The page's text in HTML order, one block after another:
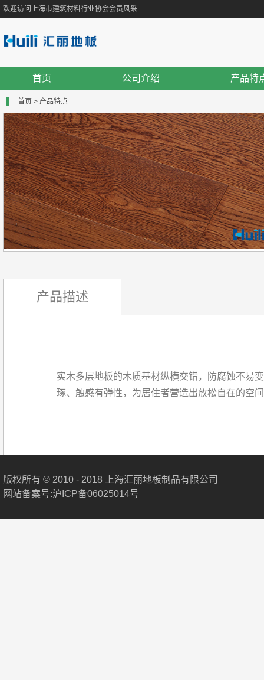
欢迎访问上海市建筑材料行业协会会员风采
首页 公司介绍 产品特
首页 > 产品特点
产品描述
实木多层地板的木质基材纵横交错，防腐蚀不易
琢、触感有弹性，为居住者营造出放松自在的空
版权所有 © 2010 - 2018 上海汇丽地板制品有限公司
网站备案号:沪ICP备06025014号